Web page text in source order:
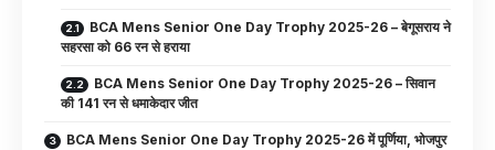
BCA Mens Senior One Day Trophy 2025-26 – बेगूसराय ने
सहरसा को 66 रन से हराया
BCA Mens Senior One Day Trophy 2025-26 – सिवान
की 141 रन से धमाकेदार जीत
BCA Mens Senior One Day Trophy 2025-26 में पूर्णिया, भोजपुर